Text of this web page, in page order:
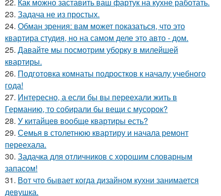
23. Задача не из простых.
24. Обман зрения: вам может показаться, что это
квартира студия, но на самом деле это авто - дом.
25. Давайте мы посмотрим уборку в милейшей
квартиры.
26. Подготовка комнаты подростков к началу учебного
года!
27. Интересно, а если бы вы переехали жить в
Германию, то собирали бы вещи с мусорок?
28. У китайцев вообще квартиры есть?
29. Семья в столетнюю квартиру и начала ремонт
переехала.
30. Задачка для отличников с хорошим словарным
запасом!
31. Вот что бывает когда дизайном кухни занимается
девушка.